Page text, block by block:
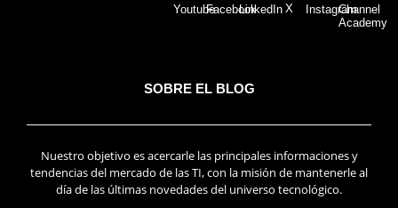
YoutubeFacebookLinkedIn X InstagramChannel
Academy
SOBRE EL BLOG
Nuestro objetivo es acercarle las principales informaciones y
tendencias del mercado de las TI, con la misión de mantenerle al
día de las últimas novedades del universo tecnológico.